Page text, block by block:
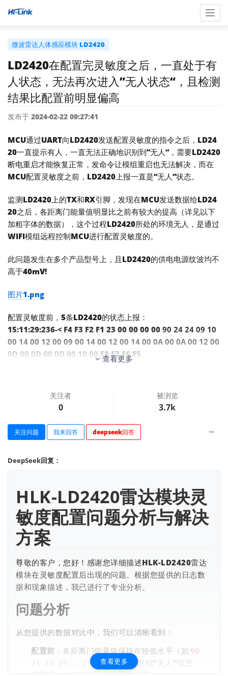
微波雷达人体感应模块 LD2420
LD2420在配置完灵敏度之后，一直处于有
人状态，无法再次进入”无人状态“，且检测
结果比配置前明显偏高
发布于 2024-02-22 09:27:41
MCU通过UART向LD2420发送配置灵敏度的指令之后，LD24
20一直提示有人，一直无法正确地识别到”无人“，需要LD2420
断电重启才能恢复正常，发命令让模组重启也无法解决，而在
MCU配置灵敏度之前，LD2420上报一直是“无人”状态。
监测LD2420上的TX和RX引脚，发现在MCU发送数据给LD24
20之后，各距离门能量值明显比之前有较大的提高（详见以下
加粗字体的数据），这个过程LD2420所处的环境无人，是通过
WIFI模组远程控制MCU进行配置灵敏度的。
此问题发生在多个产品型号上，且LD2420的供电电源纹波均不
高于40mV!
图片1.png
配置灵敏度前，5条LD2420的状态上报：
15:11:29:236-< F4 F3 F2 F1 23 00 00 00 00 90 24 24 09 10
00 14 00 12 00 09 00 14 00 12 00 14 00 0A 00 0A 00 12 00
0D 00 0D 00 0D 00 10 00 F8 F7 F6 F5
0 0D 00 0A 00 0D 00 0A 00
15:11:29:439-< F4 F3 F2 F1 23 00 00 00 004A 26 A2 09 14
0 20 00 11 00 0A 00 0A 00F8 F7 F6 F5
15:11:29:564-< F4 F3 F2 F1 23 00 00 00 00
0 12 00 14 00 0A 00 08 00
00 0D 00 0D 00 11 00 0D 00 11 00 14 00 12 00 0A 00 08 0
0 0D 00 0D 00 1A 00 0A 00F8 F7 F6 F5
配置灵敏度后，5条LD2420的状态上报：
15:11:29:978-< F4 F3 F2 F1 23 00 00 00 00
00 11 00 11 00 0D 00 19 00 14 00 0A 00 0D 00 0A 00 11 0
0 10 00 0D 00 11 00 1D 00F8 F7 F6 F5
15:11:30:166-< F4 F3 F2 F1 23 00 01 00 0059 F9 1A 67 21
2B 90 11 F9 07 D9 07 D9 03 42 04 A9 01 05 03 45 01 F4 01
15:11:30:292-< F4 F3 F2 F1 23 00 01 08 00
2 D5 02 EA 00 E5 03 B9 01F8 F7 F6 F5
15:11:30:401-< F4 F3 F2 F1 23 00 01 09 00 D9 5C EA C4 44
C3 E5 42 C9 1D 11 11 C2 0A 24 09 A5 04 94 04 28 03 75 0
2 F9 01 54 01 85 01 31 01F8 F7 F6 F5
查看更多
关注者
0
被浏览
3.7k
关注问题 我来回答 deepseek回答
DeepSeek回复：
HLK-LD2420雷达模块灵
敏度配置问题分析与解决
方案
尊敬的客户，您好！感谢您详细描述HLK-LD2420雷达
模块在灵敏度配置后出现的问题。根据您提供的日志数
据和现象描述，我已进行了专业分析。
问题分析
从您提供的数据对比中，我们可以清晰看到：
配置前 ：各距离门能量值保持在较低水平（如 90
24 24 09...
），模块能正确识别"无人"状态
查看更多